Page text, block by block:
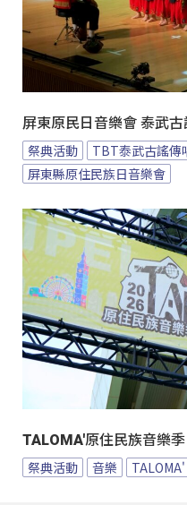
屏東原民日音樂會 泰武
祭典活動 TBT泰武古謠傳
屏東縣原住民族日音樂會
TALOMA'原住民族音樂
祭典活動 音樂 TALOMA'